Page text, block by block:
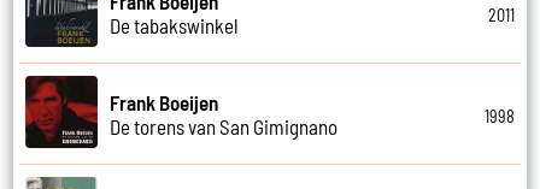
De tabakswinkel
2011
Frank Boeijen
De torens van San Gimignano
1998